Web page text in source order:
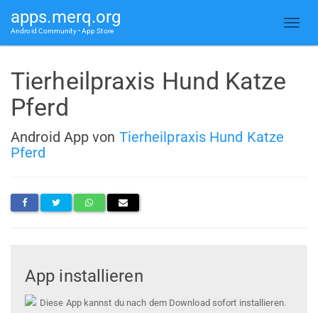
apps.merq.org
Android Community • App Store
Tierheilpraxis Hund Katze
Pferd
Android App von Tierheilpraxis Hund Katze
Pferd
App installieren
Diese App kannst du nach dem Download sofort installieren.